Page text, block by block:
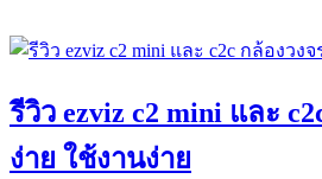
รีวิว ezviz c2 mini และ
ง่าย ใช้งานง่าย